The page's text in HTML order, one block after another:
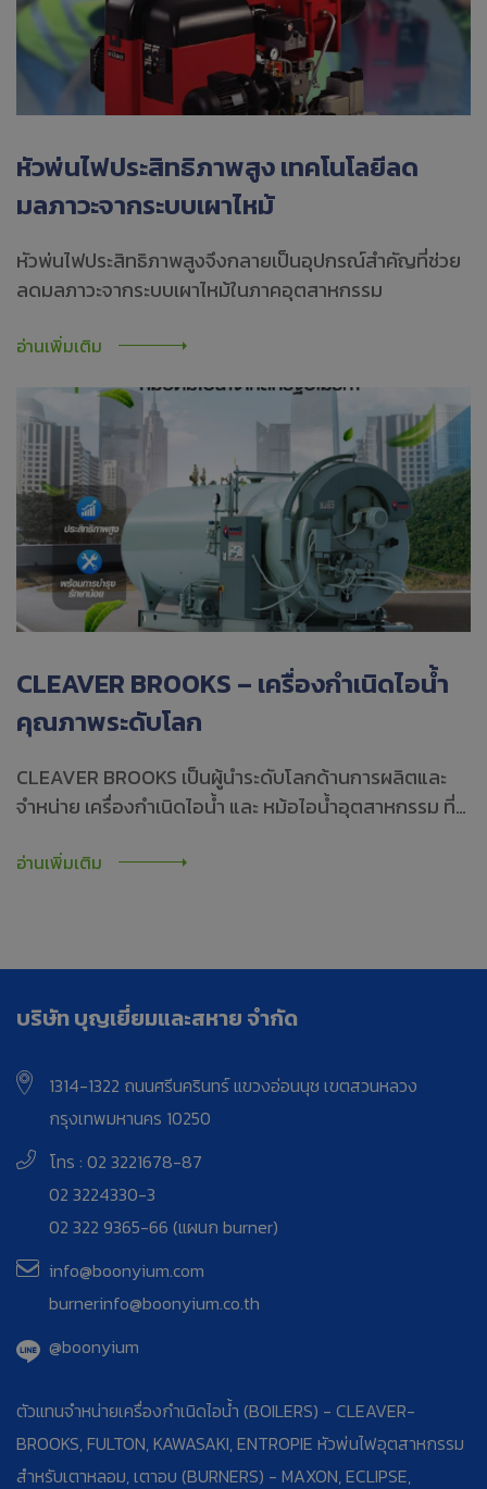
หัวพ่นไฟประสิทธิภาพสูง เทคโนโลยีลด
มลภาวะจากระบบเผาไหม้
หัวพ่นไฟประสิทธิภาพสูงจึงกลายเป็นอุปกรณ์สำคัญที่ช่วย
ลดมลภาวะจากระบบเผาไหม้ในภาคอุตสาหกรรม
อ่านเพิ่มเติม
CLEAVER BROOKS – เครื่องกำเนิดไอน้ำ
คุณภาพระดับโลก
CLEAVER BROOKS เป็นผู้นำระดับโลกด้านการผลิตและ
จำหน่าย เครื่องกำเนิดไอน้ำ และ หม้อไอน้ำอุตสาหกรรม ที่มี
อ่านเพิ่มเติม
บริษัท บุญเยี่ยมและสหาย จำกัด
1314-1322 ถนนศรีนครินทร์ แขวงอ่อนนุช เขตสวนหลวง
กรุงเทพมหานคร 10250
โทร : 02 3221678-87
02 3224330-3
02 322 9365-66 (แผนก burner)
info@boonyium.com
burnerinfo@boonyium.co.th
@boonyium
ตัวแทนจำหน่ายเครื่องกำเนิดไอน้ำ (BOILERS) - CLEAVER-
BROOKS, FULTON, KAWASAKI, ENTROPIE หัวพ่นไฟอุตสาหกรรม
สำหรับเตาหลอม, เตาอบ (BURNERS) - MAXON, ECLIPSE,